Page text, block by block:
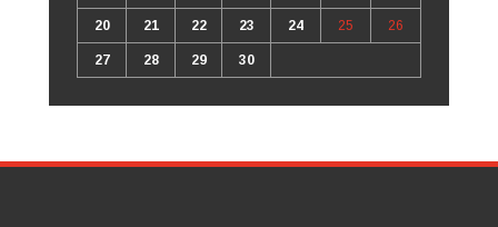
20 21 22 23 24 25 26
27 28 29 30